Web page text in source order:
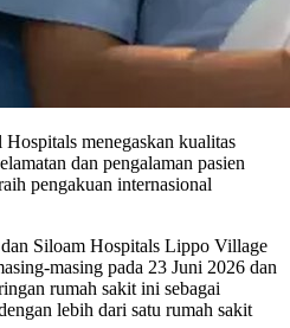
menegaskan kualitas
dan pengalaman pasien
pengakuan internasional
Siloam Hospitals Lippo Village
pada 23 Juni 2026 dan
rumah sakit ini sebagai
lebih dari satu rumah sakit